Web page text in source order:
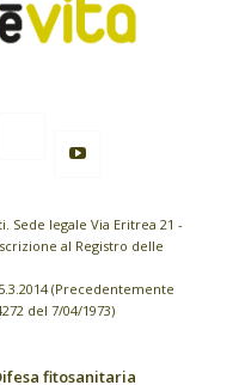
legale Via Eritrea 21 -
al Registro delle
(Precedentemente
del 7/04/1973)
fitosanitaria